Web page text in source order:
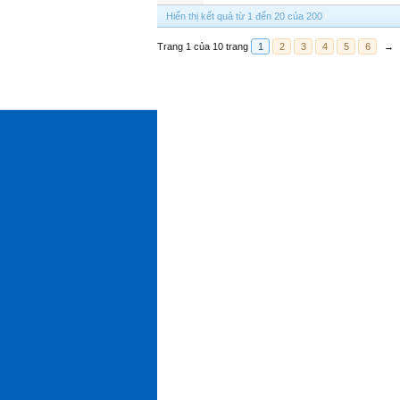
Hiển thị kết quả từ 1 đến 20 của 200
Trang 1 của 10 trang 1 2 3 4 5 6 →